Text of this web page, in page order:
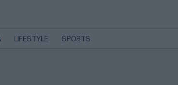
LIFESTYLE SPORTS